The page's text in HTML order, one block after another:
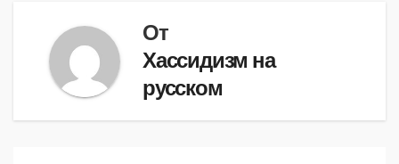
От
Хассидизм на
русском